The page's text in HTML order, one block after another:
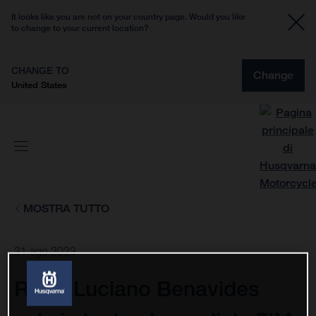
It looks like you are not on your country page. Would you like
to change to your current location?
CHANGE TO
United States
Change
MOSTRA TUTTO
31 ago 2023
Rally: Luciano Benavides